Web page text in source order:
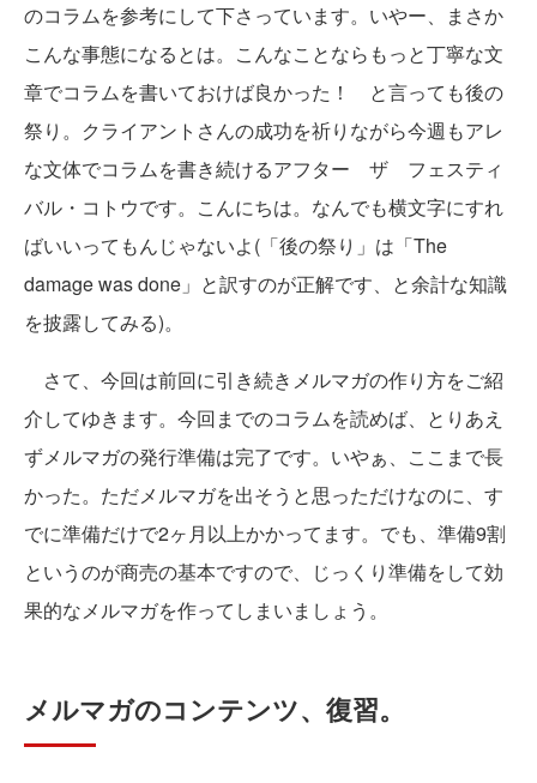
のコラムを参考にして下さっています。いやー、まさか
こんな事態になるとは。こんなことならもっと丁寧な文
章でコラムを書いておけば良かった！ と言っても後の
祭り。クライアントさんの成功を祈りながら今週もアレ
な文体でコラムを書き続けるアフター ザ フェスティ
バル・コトウです。こんにちは。なんでも横文字にすれ
ばいいってもんじゃないよ(「後の祭り」は「The
damage was done」と訳すのが正解です、と余計な知識
を披露してみる)。
さて、今回は前回に引き続きメルマガの作り方をご紹
介してゆきます。今回までのコラムを読めば、とりあえ
ずメルマガの発行準備は完了です。いやぁ、ここまで長
かった。ただメルマガを出そうと思っただけなのに、す
でに準備だけで2ヶ月以上かかってます。でも、準備9割
というのが商売の基本ですので、じっくり準備をして効
果的なメルマガを作ってしまいましょう。
メルマガのコンテンツ、復習。